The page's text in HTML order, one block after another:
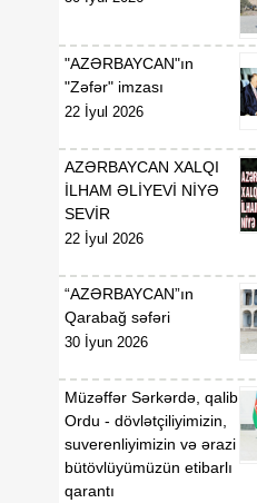
Tacikistan Respublikasının
arasında illik təhsil
kvotalarının qarşılıqlı
ayrılması haqqında
barədə
BİLDİRİŞ
Azərbaycanın xarici
siyasətinin əsasında milli
maraqların qorunması
dayanır
Vaşinqton razılaşması
diplomatiyasının növbəti
zəfəri idi
"AZƏRBAYCAN"ın
"Zəfər" imzası
22 İyul 2026
AZƏRBAYCAN XALQI
İLHAM ƏLİYEVİ NİYƏ
SEVİR
22 İyul 2026
“AZƏRBAYCAN”ın
Qarabağ səfəri
30 İyun 2026
Müzəffər Sərkərdə, qalib
Ordu - dövlətçiliyimizin,
suverenliyimizin və ərazi
bütövlüyümüzün etibarlı
qarantı